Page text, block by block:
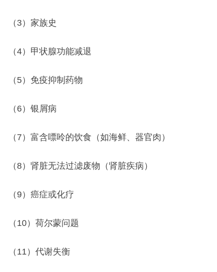
（3）家族史
（4）甲状腺功能减退
（5）免疫抑制药物
（6）银屑病
（7）富含嘌呤的饮食（如海鲜、器官肉）
（8）肾脏无法过滤废物（肾脏疾病）
（9）癌症或化疗
（10）荷尔蒙问题
（11）代谢失衡